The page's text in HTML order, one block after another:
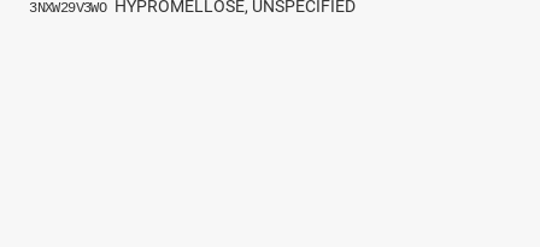
3NXW29V3WO HYPROMELLOSE, UNSPECIFIED